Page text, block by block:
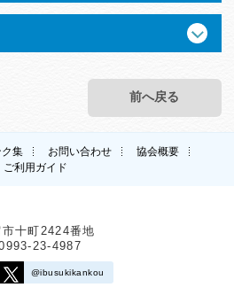
前へ戻る
ク集 お問い合わせ
協会概要
ご利用ガイド
十町2424番地
23-4987
@ibusukikankou